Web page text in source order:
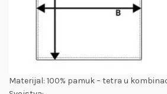
Materijal: 100% pamuk – tetra u